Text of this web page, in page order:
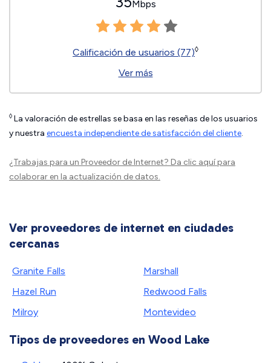
Mbps
Calificación de usuarios (77)◊
Ver más
◊ La valoración de estrellas se basa en las reseñas de los usuarios
y nuestra encuesta independiente de satisfacción del cliente.
¿Trabajas para un Proveedor de Internet? Da clic aquípara
colaborar en la actualización de datos.
Ver proveedores de internet en ciudades
cercanas
Granite Falls
Hazel Run
Milroy
Marshall
Redwood Falls
Montevideo
Tipos de proveedores en Wood Lake